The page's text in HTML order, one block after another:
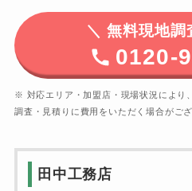
＼ 無料現地調
0120-
※ 対応エリア・加盟店・現場状況により
調査・見積りに費用をいただく場合がござ
田中工務店